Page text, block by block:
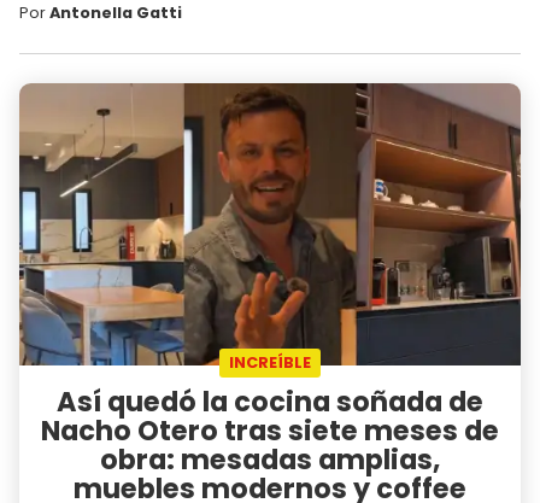
PorAntonella Gatti
INCREÍBLE
Así quedó la cocina soñada de
Nacho Otero tras siete meses de
obra: mesadas amplias,
muebles modernos y coffee